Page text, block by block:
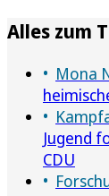
Alles zum
Mona
Jugend
CDU